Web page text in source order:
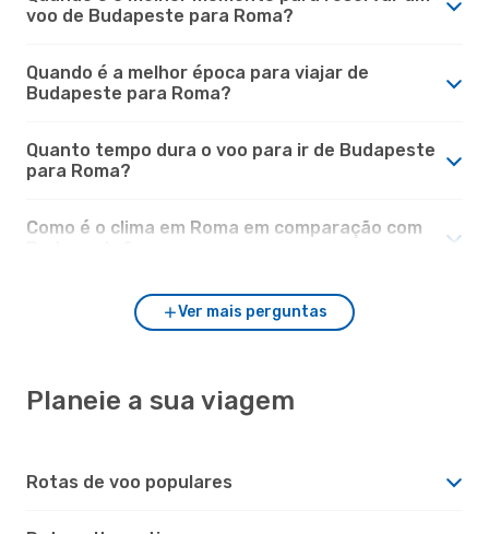
voo de Budapeste para Roma?
Quando é a melhor época para viajar de
Budapeste para Roma?
Quanto tempo dura o voo para ir de Budapeste
para Roma?
Como é o clima em Roma em comparação com
Ver mais perguntas
Planeie a sua viagem
Rotas de voo populares